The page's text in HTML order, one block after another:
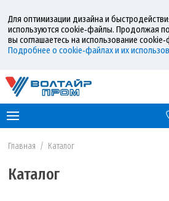
Для оптимизации дизайна и
используются cookie‑файлы. Продолжая
вы соглашаетесь на использование
Подробнее о cookie‑файлах и их
Главная / Каталог
Каталог